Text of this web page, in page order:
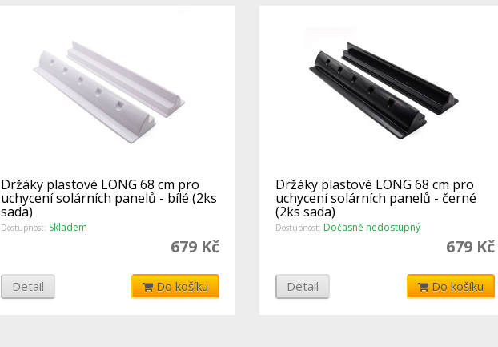
Držáky plastové LONG 68 cm pro
uchycení solárních panelů - bílé (2ks
sada)
Dostupnost: Skladem
679 Kč
Detail Do košíku
Držáky plastové LONG 68 cm pro
uchycení solárních panelů - černé
(2ks sada)
Dostupnost: Dočasně nedostupný
679 Kč
Detail Do košíku